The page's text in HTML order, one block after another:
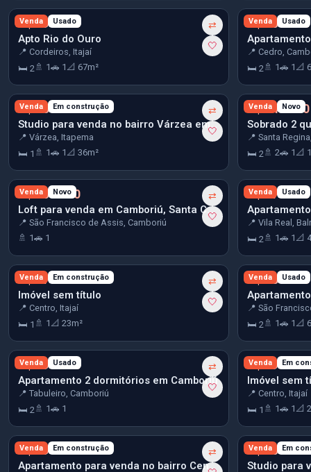
Venda Usado
⇄
🤍
R$ 390.000
Apto Rio do Ouro
📍 Cordeiros, Itajaí
🛏 2🚿 1🚗 1 📐 67m²
Venda Usado
R$ 400.000
📍 Cedro,
🛏 2🚿 1🚗 1 📐
Venda Em construção
⇄
🤍
R$ 430.000
Studio para venda no bairro Várzea em Itapema
📍 Várzea, Itapema
🛏 1 🚿 1🚗 1 📐 36m²
Venda Novo
R$ 440.000
📍 Santa
🛏 2🚿 2🚗 1 📐
Venda Novo
⇄
🤍
R$ 450.000
Loft para venda em Camboriú, Santa Catarina
📍 São Francisco de Assis, Camboriú
🚿 1🚗 1
Venda Usado
R$ 470.000
📍 Vila Real,
🛏 2🚿 1🚗 1 📐
Venda Em construção
⇄
🤍
R$ 470.660
Imóvel sem título
📍 Centro, Itajaí
🛏 1 🚿 1 📐 23m²
Venda Usado
R$ 485.000
📍 São
🛏 2🚿 1🚗 1 📐
Venda Usado
⇄
🤍
R$ 490.000
Apartamento 2 dormitórios em Camboriú
📍 Tabuleiro, Camboriú
🛏 2🚿 1🚗 1
Venda Em
R$ 495.153
Imóvel sem
📍 Centro, Itajaí
🛏 1 🚿 1🚗 1 📐
Venda Em construção
⇄
R$ 496.962
Apartamento para venda no bairro Centro em Itajaí
Venda Em
R$ 500.000